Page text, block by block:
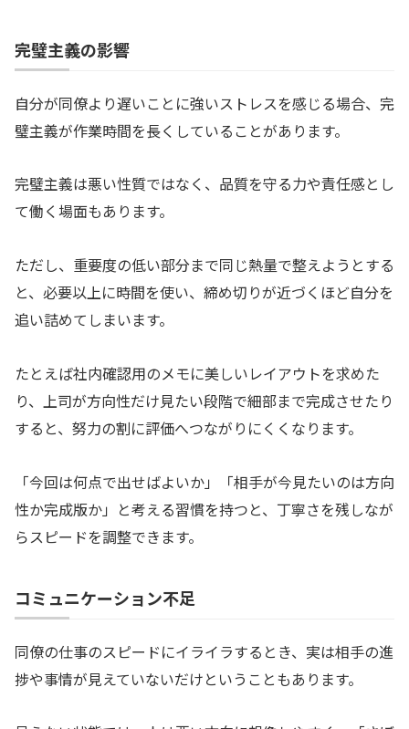
完璧主義の影響
自分が同僚より遅いことに強いストレスを感じる場合、完
璧主義が作業時間を長くしていることがあります。
完璧主義は悪い性質ではなく、品質を守る力や責任感とし
て働く場面もあります。
ただし、重要度の低い部分まで同じ熱量で整えようとする
と、必要以上に時間を使い、締め切りが近づくほど自分を
追い詰めてしまいます。
たとえば社内確認用のメモに美しいレイアウトを求めた
り、上司が方向性だけ見たい段階で細部まで完成させたり
すると、努力の割に評価へつながりにくくなります。
「今回は何点で出せばよいか」「相手が今見たいのは方向
性か完成版か」と考える習慣を持つと、丁寧さを残しなが
らスピードを調整できます。
コミュニケーション不足
同僚の仕事のスピードにイライラするとき、実は相手の進
捗や事情が見えていないだけということもあります。